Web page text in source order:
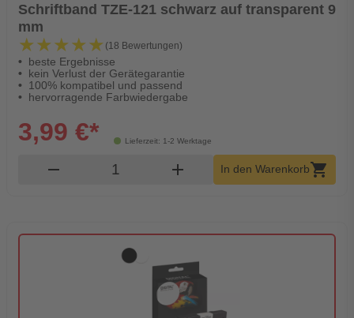
Schriftband TZE-121 schwarz auf transparent 9
mm
★★★★★
★★★★★ (18 Bewertungen)
beste Ergebnisse
kein Verlust der Gerätegarantie
100% kompatibel und passend
hervorragende Farbwiedergabe
Lieferzeit: 1-2 Werktage
3,99 €*
remove Produkt Warenkorb Menge
add In den Warenkorbshopping_cart